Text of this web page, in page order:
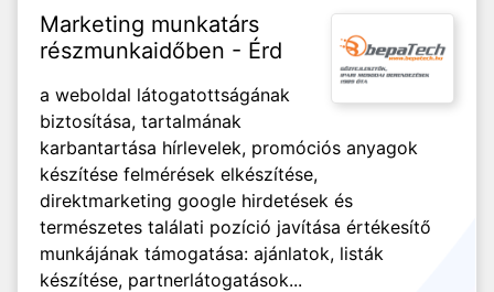
Marketing munkatárs
részmunkaidőben - Érd
a weboldal látogatottságának
biztosítása, tartalmának
karbantartása hírlevelek, promóciós anyagok
készítése felmérések elkészítése,
direktmarketing google hirdetések és
természetes találati pozíció javítása értékesítő
munkájának támogatása: ajánlatok, listák
készítése, partnerlátogatások...